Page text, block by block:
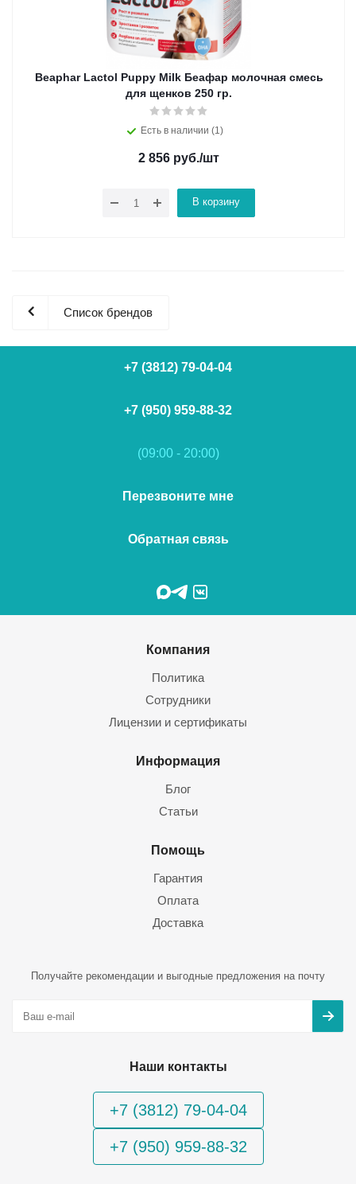
Beaphar Lactol Puppy Milk Беафар молочная смесь
для щенков 250 гр.
Есть в наличии (1)
2 856 руб./шт
В корзину
Список брендов
+7 (3812) 79-04-04
+7 (950) 959-88-32
(09:00 - 20:00)
Перезвоните мне
Обратная связь
Компания
Политика
Сотрудники
Лицензии и сертификаты
Информация
Блог
Статьи
Помощь
Гарантия
Оплата
Доставка
Получайте рекомендации и выгодные предложения на почту
Наши контакты
+7 (3812) 79-04-04
+7 (950) 959-88-32